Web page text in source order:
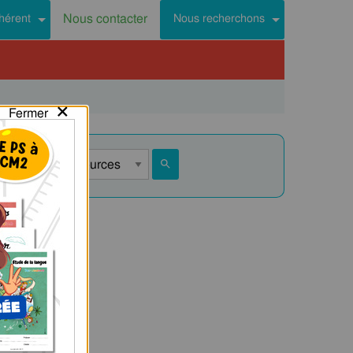
Nous contacter Nous recherchons
Fermer×